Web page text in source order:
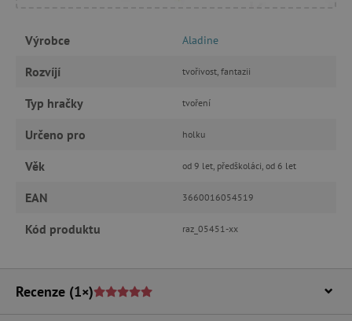
Výrobce Aladine
Rozvíjí tvořivost, fantazii
Typ hračky tvoření
Určeno pro holku
Věk od 9 let, předškoláci, od 6 let
EAN 3660016054519
Kód produktu raz_05451-xx
Recenze (1×)
Marketingové cookies
základní funkce webových stránek, jako je
stránky nelze bez nezbytně nutných souborů
__cf_bm